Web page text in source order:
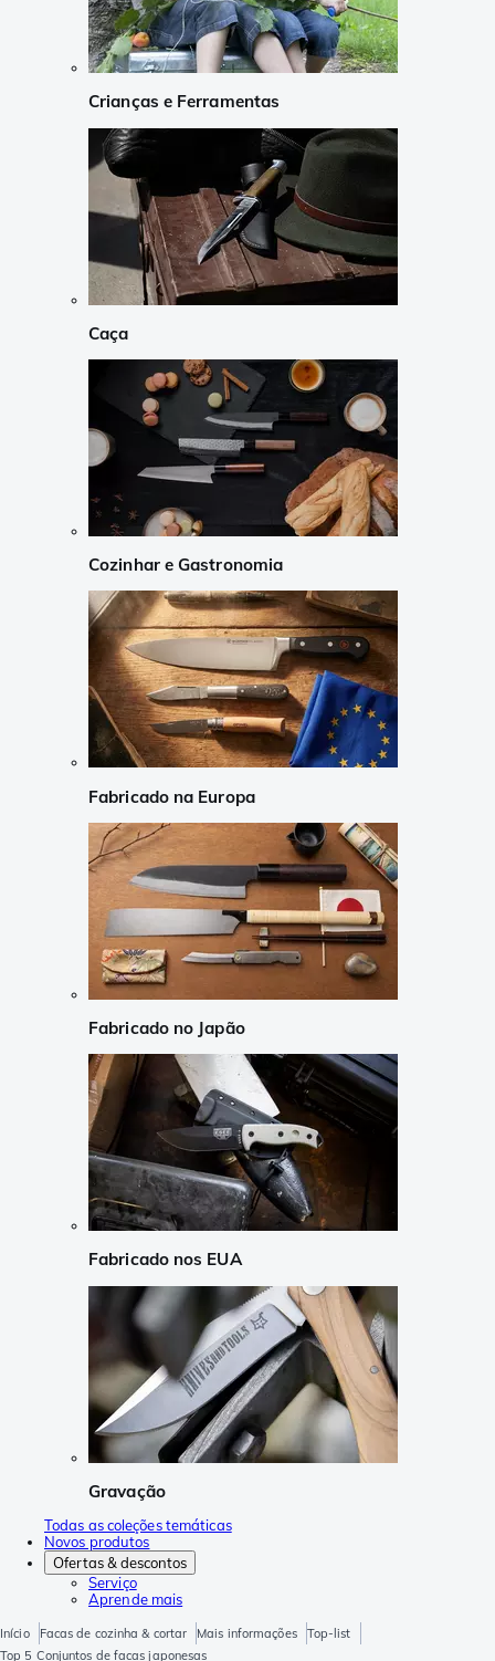
Crianças e Ferramentas
Caça
Cozinhar e Gastronomia
Fabricado na Europa
Fabricado no Japão
Fabricado nos EUA
Gravação
Todas as coleções temáticas
Novos produtos
Ofertas & descontos
Serviço
Aprende mais
Início Facas de cozinha & cortar Mais informações
Top-list
Top 5 Conjuntos de facas japonesas